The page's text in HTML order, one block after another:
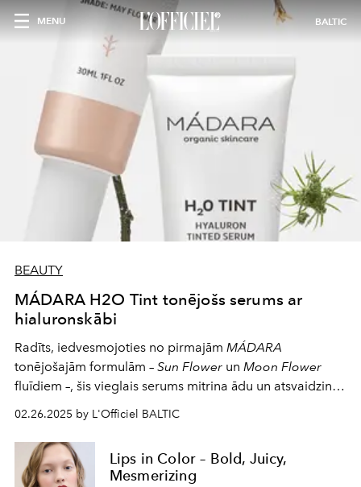
MENU BALTIC
BEAUTY
MÁDARA H2O Tint tonējošs serums ar
hialuronskābi
Radīts, iedvesmojoties no pirmajām MÁDARA
tonējošajām formulām – Sun Flower un Moon Flower
fluīdiem –, šis vieglais serums mitrina ādu un atsvaidzina
sejas toni. Āda izskatās spirgta un starojoša.
02.26.2025 by L'Officiel BALTIC
Lips in Color – Bold, Juicy,
Mesmerizing